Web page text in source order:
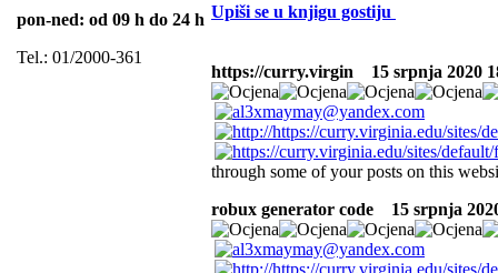
pon-ned: od 09 h do 24 h
Tel.: 01/2000-361
Upiši se u knjigu gostiju
https://curry.virgin 15 srpnja 2020
through some of your posts on this
robux generator code
15 srpnja